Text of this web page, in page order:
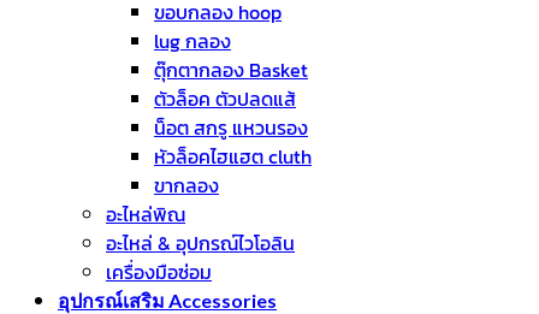
ขอบกลอง hoop
lug กลอง
ตุ๊กตากลอง Basket
ตัวล็อค ตัวปลดแส้
น็อต สกรู แหวนรอง
หัวล็อคไฮแฮต cluth
ขากลอง
อะไหล่พิณ
อะไหล่ & อุปกรณ์ไวโอลิน
เครื่องมือซ่อม
อุปกรณ์เสริม Accessories